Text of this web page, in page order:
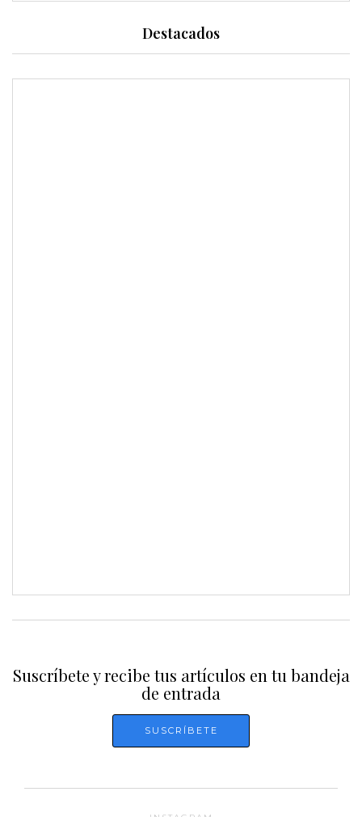
Destacados
Suscríbete y recibe tus artículos en tu bandeja
de entrada